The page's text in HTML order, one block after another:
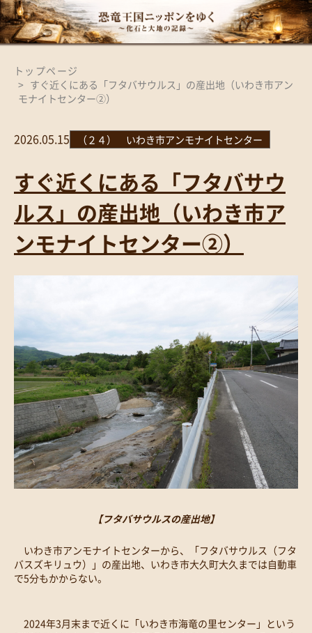
トップページ
すぐ近くにある「フタバサウルス」の産出地（いわき市アン
モナイトセンター②）
2026.05.15 （２４） いわき市アンモナイトセンター
すぐ近くにある「フタバサウ
ルス」の産出地（いわき市ア
ンモナイトセンター②）
【フタバサウルスの産出地】
いわき市アンモナイトセンターから、「フタバサウルス（フタ
バスズキリュウ）」の産出地、いわき市大久町大久までは自動車
で5分もかからない。
2024年3月末まで近くに「いわき市海竜の里センター」という